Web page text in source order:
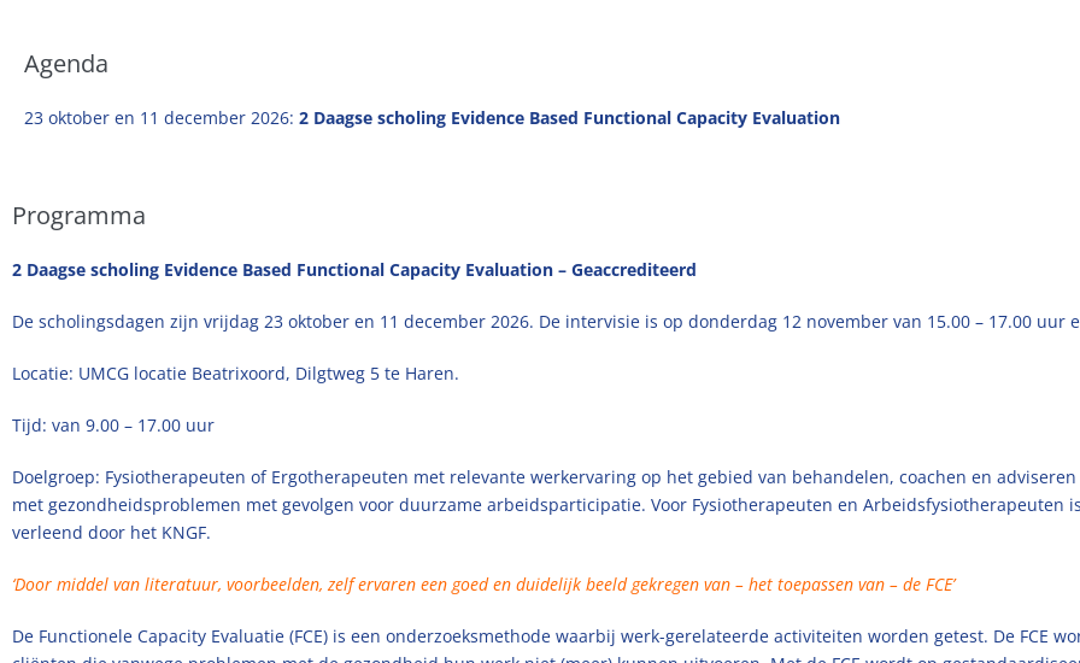
Agenda
23 oktober en 11 december 2026: 2 Daagse scholing Evidence Based Functional Capacity Evaluation
Programma
2 Daagse scholing Evidence Based Functional Capacity Evaluation – Geaccrediteerd
De scholingsdagen zijn vrijdag 23 oktober en 11 december 2026. De intervisie is op donderdag 12 november van 15.00 – 17.00 uur
Locatie: UMCG locatie Beatrixoord, Dilgtweg 5 te Haren.
Tijd: van 9.00 – 17.00 uur
Doelgroep: Fysiotherapeuten of Ergotherapeuten met relevante werkervaring op het gebied van behandelen, coachen en
met gezondheidsproblemen met gevolgen voor duurzame arbeidsparticipatie. Voor Fysiotherapeuten en Arbeidsfysiotherapeuten
verleend door het KNGF.
‘Door middel van literatuur, voorbeelden, zelf ervaren een goed en duidelijk beeld gekregen van – het toepassen van – de FCE’
De Functionele Capacity Evaluatie (FCE) is een onderzoeksmethode waarbij werk-gerelateerde activiteiten worden getest. De FCE